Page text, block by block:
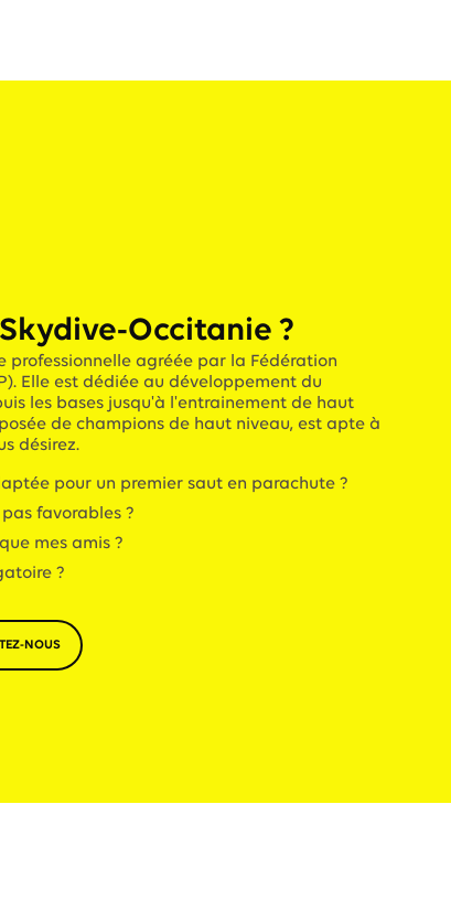
Occitanie ?
professionnelle agréée par la Fédération
Elle est dédiée au développement du
les bases jusqu'à l'entrainement de haut
de champions de haut niveau, est apte à
désirez.
pour un premier saut en parachute ?
favorables ?
mes amis ?
?
NOUS